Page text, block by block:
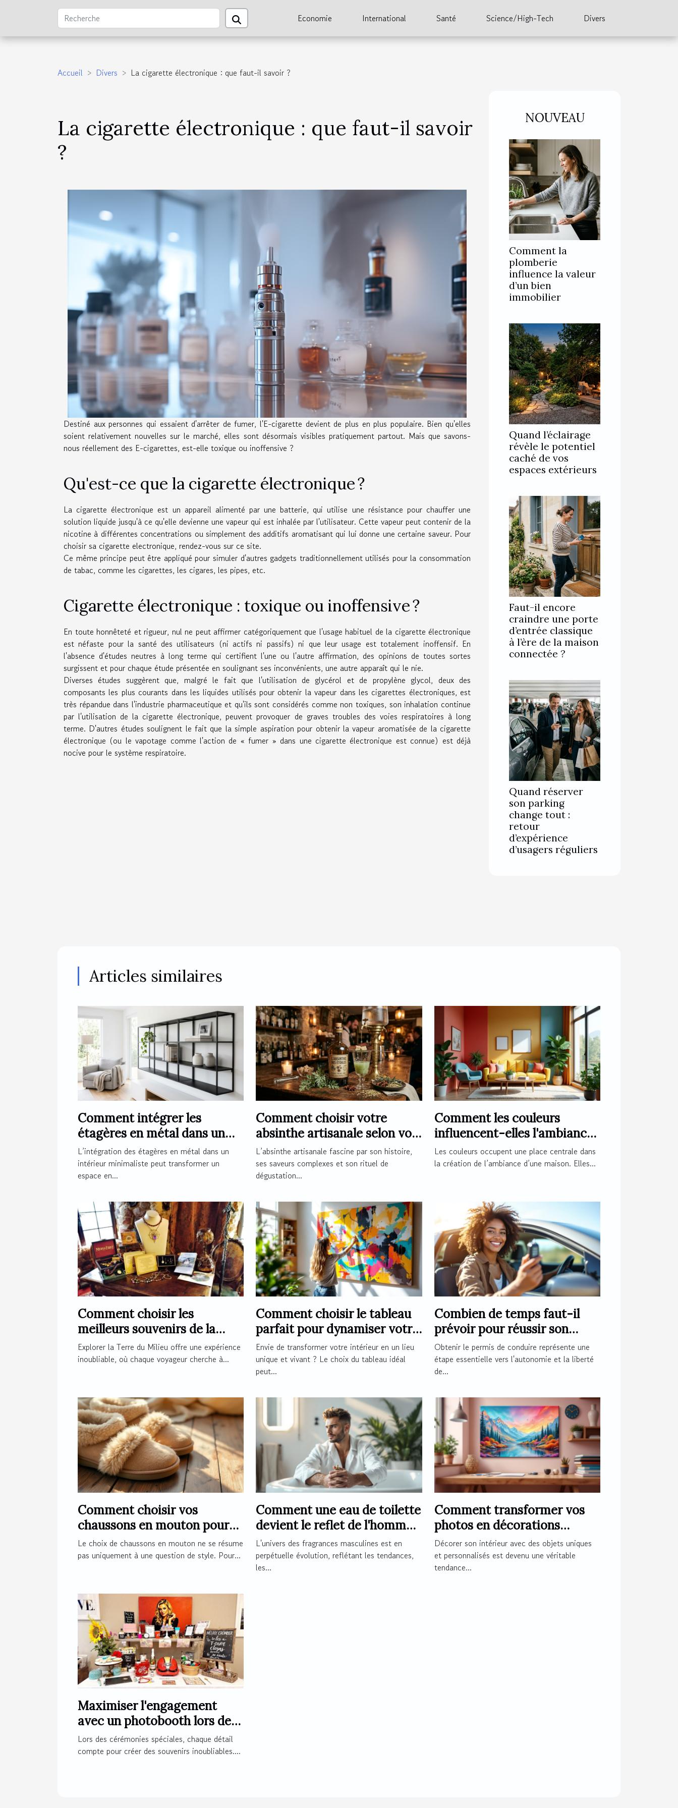
Economie International Santé Science/High-Tech Divers
Accueil Divers La cigarette électronique : que faut-il savoir ?
La cigarette électronique : que faut-il savoir
?
Destiné aux personnes qui essaient d'arrêter de fumer, l'E-cigarette devient de plus en plus populaire. Bien qu'elles
soient relativement nouvelles sur le marché, elles sont désormais visibles pratiquement partout. Mais que savons-
nous réellement des E-cigarettes, est-elle toxique ou inoffensive ?
Qu'est-ce que la cigarette électronique ?
La cigarette électronique est un appareil alimenté par une batterie, qui utilise une résistance pour chauffer une
solution liquide jusqu'à ce qu'elle devienne une vapeur qui est inhalée par l'utilisateur. Cette vapeur peut contenir de la
nicotine à différentes concentrations ou simplement des additifs aromatisant qui lui donne une certaine saveur. Pour
choisir sa cigarette electronique, rendez-vous sur ce site.
Ce même principe peut être appliqué pour simuler d'autres gadgets traditionnellement utilisés pour la consommation
de tabac, comme les cigarettes, les cigares, les pipes, etc.
Cigarette électronique : toxique ou inoffensive ?
En toute honnêteté et rigueur, nul ne peut affirmer catégoriquement que l'usage habituel de la cigarette électronique
est néfaste pour la santé des utilisateurs (ni actifs ni passifs) ni que leur usage est totalement inoffensif. En
l'absence d'études neutres à long terme qui certifient l'une ou l'autre affirmation, des opinions de toutes sortes
surgissent et pour chaque étude présentée en soulignant ses inconvénients, une autre apparaît qui le nie.
Diverses études suggèrent que, malgré le fait que l'utilisation de glycérol et de propylène glycol, deux des
composants les plus courants dans les liquides utilisés pour obtenir la vapeur dans les cigarettes électroniques, est
très répandue dans l'industrie pharmaceutique et qu'ils sont considérés comme non toxiques, son inhalation continue
par l'utilisation de la cigarette électronique, peuvent provoquer de graves troubles des voies respiratoires à long
terme. D'autres études soulignent le fait que la simple aspiration pour obtenir la vapeur aromatisée de la cigarette
électronique (ou le vapotage comme l'action de « fumer » dans une cigarette électronique est connue) est déjà
nocive pour le système respiratoire.
NOUVEAU
Comment la
plomberie
influence la valeur
d’un bien
immobilier
Quand l’éclairage
révèle le potentiel
caché de vos
espaces extérieurs
Faut-il encore
craindre une porte
d’entrée classique
à l’ère de la maison
connectée ?
Quand réserver
son parking
change tout :
retour
d’expérience
d’usagers réguliers
Articles similaires
Comment intégrer les
étagères en métal dans un
intérieur minimaliste ?
L’intégration des étagères en métal dans un
intérieur minimaliste peut transformer un
espace en...
Comment choisir votre
absinthe artisanale selon vos
préférences ?
L’absinthe artisanale fascine par son histoire,
ses saveurs complexes et son rituel de
dégustation...
Comment les couleurs
influencent-elles l'ambiance
de votre maison ?
Les couleurs occupent une place centrale dans
la création de l’ambiance d’une maison. Elles...
Comment choisir les
meilleurs souvenirs de la
Terre du Milieu ?
Explorer la Terre du Milieu offre une expérience
inoubliable, où chaque voyageur cherche à...
Comment choisir le tableau
parfait pour dynamiser votre
espace ?
Envie de transformer votre intérieur en un lieu
unique et vivant ? Le choix du tableau idéal
peut...
Combien de temps faut-il
prévoir pour réussir son
permis de conduire ?
Obtenir le permis de conduire représente une
étape essentielle vers l'autonomie et la liberté
de...
Comment choisir vos
chaussons en mouton pour
un confort optimal ?
Le choix de chaussons en mouton ne se résume
pas uniquement à une question de style. Pour...
Comment une eau de toilette
devient le reflet de l'homme
moderne ?
L'univers des fragrances masculines est en
perpétuelle évolution, reflétant les tendances,
les...
Comment transformer vos
photos en décorations
magnétiques originales ?
Décorer son intérieur avec des objets uniques
et personnalisés est devenu une véritable
tendance...
Maximiser l'engagement
avec un photobooth lors de
cérémonies spéciales
Lors des cérémonies spéciales, chaque détail
compte pour créer des souvenirs inoubliables....